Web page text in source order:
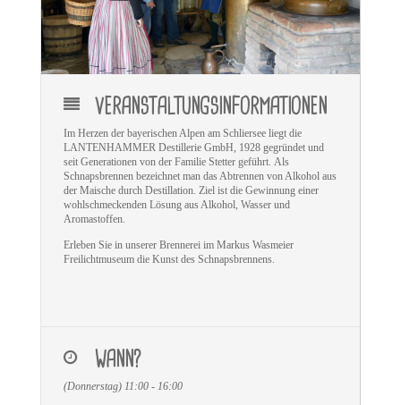
VERANSTALTUNGSINFORMATIONEN
Im Herzen der bayerischen Alpen am Schliersee liegt die
LANTENHAMMER Destillerie GmbH, 1928 gegründet und
seit Generationen von der Familie Stetter geführt. Als
Schnapsbrennen bezeichnet man das Abtrennen von Alkohol aus
der Maische durch Destillation. Ziel ist die Gewinnung einer
wohlschmeckenden Lösung aus Alkohol, Wasser und
Aromastoffen.
Erleben Sie in unserer Brennerei im Markus Wasmeier
Freilichtmuseum die Kunst des Schnapsbrennens.
WANN?
(Donnerstag) 11:00 - 16:00